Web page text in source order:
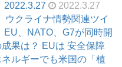
2022.3.27
2022.3.27
ウクライナ情勢関連ツイ
EU、NATO、G7が同時開
果は？ EUは 安全保障
ルギーでも米国の「植